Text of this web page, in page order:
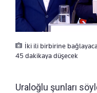
İki ili birbirine
45 dakikaya düşecek
Uraloğlu şunları